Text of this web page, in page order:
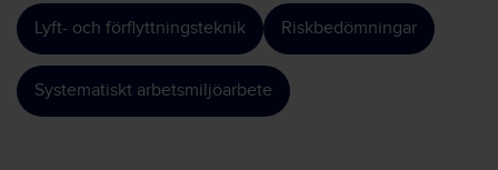
Lyft- och förflyttningsteknik Riskbedömningar
Systematiskt arbetsmiljöarbete